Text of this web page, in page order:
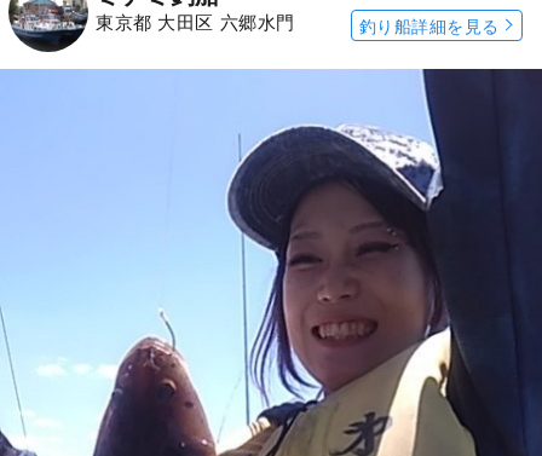
東京都 大田区 六郷水門 釣り船詳細を見る